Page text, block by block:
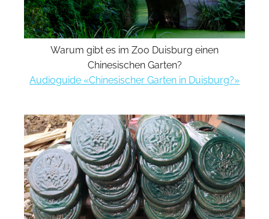
Warum gibt es im Zoo Duisburg einen
Chinesischen Garten?
Audioguide «Chinesischer Garten in Duisburg?»